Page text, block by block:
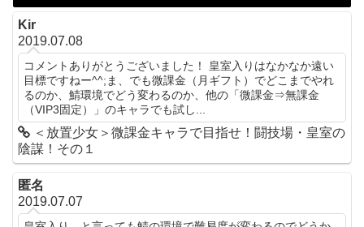
Kir
2019.07.08
コメントありがとうございました！ 皇室入りはなかなか遠い
目標ですねー^^;ま、でも微課金（月ギフト）でどこまでやれ
るのか、鯖環境でどう変わるのか、他の「微課金⇒無課金
（VIP3固定）」のキャラでも試し...
＜放置少女＞微課金キャラで目指せ！闘技場・皇室の
陰謀！その１
匿名
2019.07.07